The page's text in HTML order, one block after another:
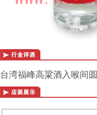
台湾福峰高粱酒入喉间